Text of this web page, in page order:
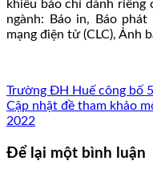
khiếu báo chí dành riêng
ngành: Báo in, Báo
mạng điện tử (CLC), Ảnh
Trường ĐH Huế công bố
Cập nhật đề tham khảo
2022
Để lại một bình luận